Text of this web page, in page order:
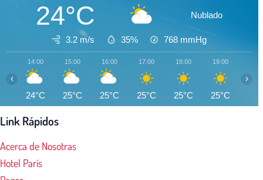
24°C Nublado
3.2 m/s 35% 768 mmHg
14:00
24°C
15:00
25°C
16:00
25°C
17:00
25°C
18:00
25°C
19:00
25°C
‹ ›
Link Rápidos
Acerca de Nosotras
Hotel París